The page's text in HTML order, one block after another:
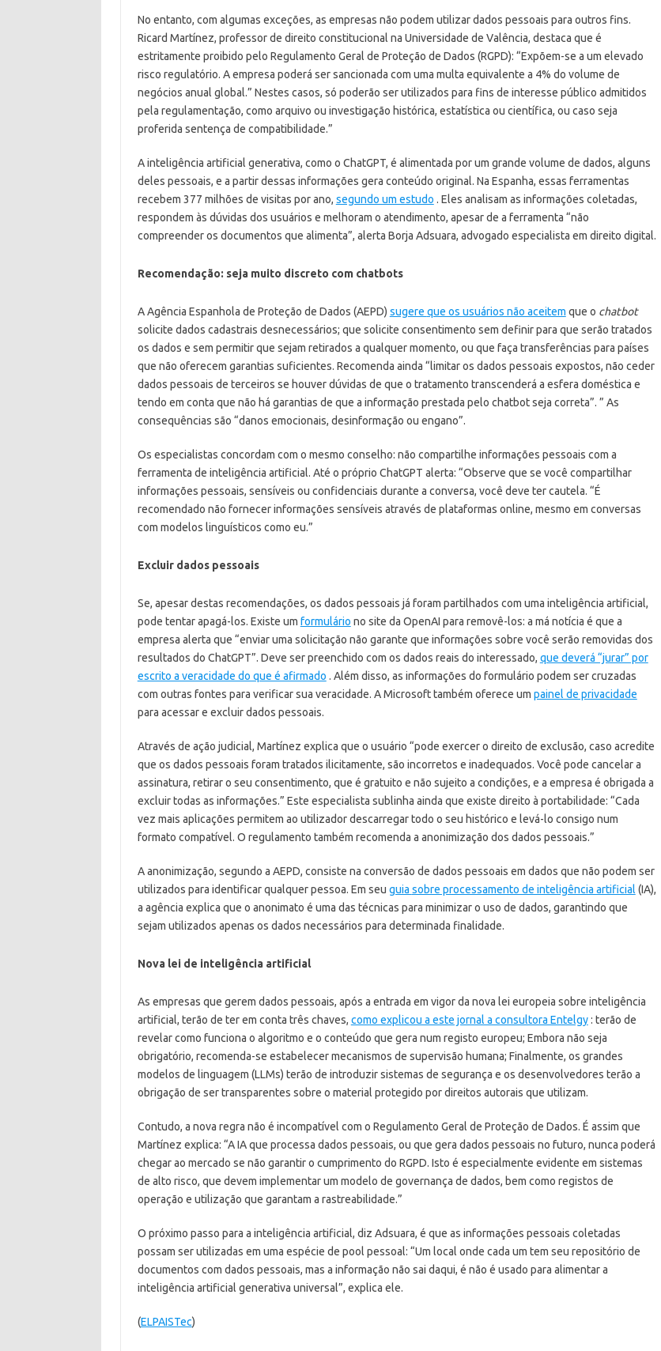
No entanto, com algumas exceções, as empresas não podem utilizar dados pessoais para outros fins.
Ricard Martínez, professor de direito constitucional na Universidade de Valência, destaca que é
estritamente proibido pelo Regulamento Geral de Proteção de Dados (RGPD): “Expõem-se a um elevado
risco regulatório. A empresa poderá ser sancionada com uma multa equivalente a 4% do volume de
negócios anual global.” Nestes casos, só poderão ser utilizados para fins de interesse público admitidos
pela regulamentação, como arquivo ou investigação histórica, estatística ou científica, ou caso seja
proferida sentença de compatibilidade.”
A inteligência artificial generativa, como o ChatGPT, é alimentada por um grande volume de dados, alguns
deles pessoais, e a partir dessas informações gera conteúdo original. Na Espanha, essas ferramentas
recebem 377 milhões de visitas por ano, segundo um estudo . Eles analisam as informações coletadas,
respondem às dúvidas dos usuários e melhoram o atendimento, apesar de a ferramenta “não
compreender os documentos que alimenta”, alerta Borja Adsuara, advogado especialista em direito digital.
Recomendação: seja muito discreto com chatbots
A Agência Espanhola de Proteção de Dados (AEPD) sugere que os usuários não aceitem que o chatbot
solicite dados cadastrais desnecessários; que solicite consentimento sem definir para que serão tratados
os dados e sem permitir que sejam retirados a qualquer momento, ou que faça transferências para países
que não oferecem garantias suficientes. Recomenda ainda “limitar os dados pessoais expostos, não ceder
dados pessoais de terceiros se houver dúvidas de que o tratamento transcenderá a esfera doméstica e
tendo em conta que não há garantias de que a informação prestada pelo chatbot seja correta”. ” As
consequências são “danos emocionais, desinformação ou engano”.
Os especialistas concordam com o mesmo conselho: não compartilhe informações pessoais com a
ferramenta de inteligência artificial. Até o próprio ChatGPT alerta: “Observe que se você compartilhar
informações pessoais, sensíveis ou confidenciais durante a conversa, você deve ter cautela. “É
recomendado não fornecer informações sensíveis através de plataformas online, mesmo em conversas
com modelos linguísticos como eu.”
Excluir dados pessoais
Se, apesar destas recomendações, os dados pessoais já foram partilhados com uma inteligência artificial,
pode tentar apagá-los. Existe um formulário no site da OpenAI para removê-los: a má notícia é que a
empresa alerta que “enviar uma solicitação não garante que informações sobre você serão removidas dos
resultados do ChatGPT”. Deve ser preenchido com os dados reais do interessado, que deverá “jurar” por
escrito a veracidade do que é afirmado . Além disso, as informações do formulário podem ser cruzadas
com outras fontes para verificar sua veracidade. A Microsoft também oferece um painel de privacidade
para acessar e excluir dados pessoais.
Através de ação judicial, Martínez explica que o usuário “pode exercer o direito de exclusão, caso acredite
que os dados pessoais foram tratados ilicitamente, são incorretos e inadequados. Você pode cancelar a
assinatura, retirar o seu consentimento, que é gratuito e não sujeito a condições, e a empresa é obrigada a
excluir todas as informações.” Este especialista sublinha ainda que existe direito à portabilidade: “Cada
vez mais aplicações permitem ao utilizador descarregar todo o seu histórico e levá-lo consigo num
formato compatível. O regulamento também recomenda a anonimização dos dados pessoais.”
A anonimização, segundo a AEPD, consiste na conversão de dados pessoais em dados que não podem ser
utilizados para identificar qualquer pessoa. Em seu guia sobre processamento de inteligência artificial (IA),
a agência explica que o anonimato é uma das técnicas para minimizar o uso de dados, garantindo que
sejam utilizados apenas os dados necessários para determinada finalidade.
Nova lei de inteligência artificial
As empresas que gerem dados pessoais, após a entrada em vigor da nova lei europeia sobre inteligência
artificial, terão de ter em conta três chaves, como explicou a este jornal a consultora Entelgy: terão de
revelar como funciona o algoritmo e o conteúdo que gera num registo europeu; Embora não seja
obrigatório, recomenda-se estabelecer mecanismos de supervisão humana; Finalmente, os grandes
modelos de linguagem (LLMs) terão de introduzir sistemas de segurança e os desenvolvedores terão a
obrigação de ser transparentes sobre o material protegido por direitos autorais que utilizam.
Contudo, a nova regra não é incompatível com o Regulamento Geral de Proteção de Dados. É assim que
Martínez explica: “A IA que processa dados pessoais, ou que gera dados pessoais no futuro, nunca poderá
chegar ao mercado se não garantir o cumprimento do RGPD. Isto é especialmente evidente em sistemas
de alto risco, que devem implementar um modelo de governança de dados, bem como registos de
operação e utilização que garantam a rastreabilidade.”
O próximo passo para a inteligência artificial, diz Adsuara, é que as informações pessoais coletadas
possam ser utilizadas em uma espécie de pool pessoal: “Um local onde cada um tem seu repositório de
documentos com dados pessoais, mas a informação não sai daqui, é não é usado para alimentar a
inteligência artificial generativa universal”, explica ele.
(ELPAISTec)